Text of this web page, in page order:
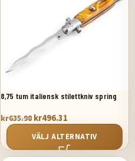
8,75 tum italiensk stilettkniv spring
kr635.98 kr496.31
VÄLJ ALTERNATIV